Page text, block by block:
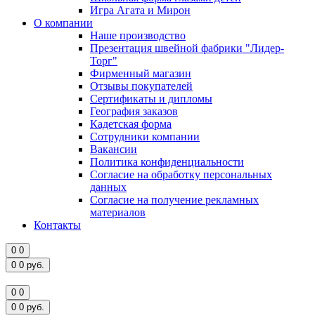
Игра Агата и Мирон
О компании
Наше производство
Презентация швейной фабрики "Лидер-
Торг"
Фирменный магазин
Отзывы покупателей
Сертификаты и дипломы
География заказов
Кадетская форма
Сотрудники компании
Вакансии
Политика конфиденциальности
Согласие на обработку персональных
данных
Согласие на получение рекламных
материалов
Контакты
0 0
0 0 руб.
0 0
0 0 руб.